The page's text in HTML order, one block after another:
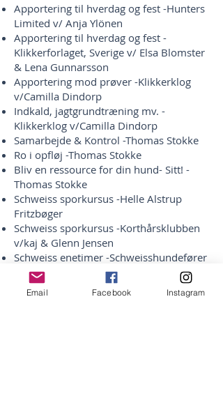
Apportering til hverdag og fest -Hunters
Limited v/ Anja Ylönen
Apportering til hverdag og fest -
Klikkerforlaget, Sverige v/ Elsa Blomster
& Lena Gunnarsson
Apportering mod prøver -Klikkerklog
v/Camilla Dindorp
Indkald, jagtgrundtræning mv. -
Klikkerklog v/Camilla Dindorp
Samarbejde & Kontrol -Thomas Stokke
Ro i opfløj -Thomas Stokke
Bliv en ressource for din hund- Sitt! -
Thomas Stokke
Schweiss sporkursus -Helle Alstrup
Fritzbøger
Schweiss sporkursus -Korthårsklubben
v/kaj & Glenn Jensen
Schweiss enetimer -Schweisshundefører
Kristian Graversen
Sporlæggerkursus (Schweiss) -FDJ
Markprøvekursus -John & Christina Bak
Email Facebook Instagram